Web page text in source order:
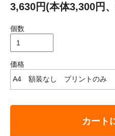
3,630円(本体3,300円
個数
価格
カート